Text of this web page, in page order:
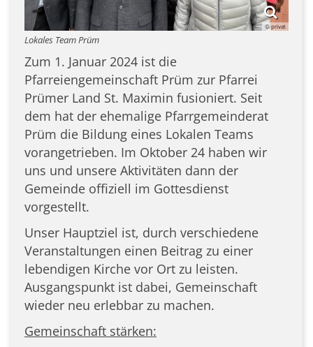
© privat
Lokales Team Prüm
Zum 1. Januar 2024 ist die
Pfarreiengemeinschaft Prüm zur Pfarrei
Prümer Land St. Maximin fusioniert. Seit
dem hat der ehemalige Pfarrgemeinderat
Prüm die Bildung eines Lokalen Teams
vorangetrieben. Im Oktober 24 haben wir
uns und unsere Aktivitäten dann der
Gemeinde offiziell im Gottesdienst
vorgestellt.
Unser Hauptziel ist, durch verschiedene
Veranstaltungen einen Beitrag zu einer
lebendigen Kirche vor Ort zu leisten.
Ausgangspunkt ist dabei, Gemeinschaft
wieder neu erlebbar zu machen.
Gemeinschaft stärken: